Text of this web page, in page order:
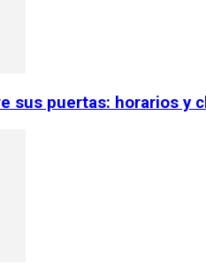
sus puertas: horarios y